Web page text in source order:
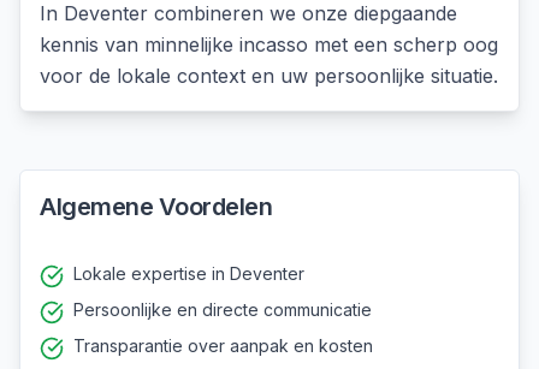
In Deventer combineren we onze diepgaande
kennis van minnelijke incasso met een scherp oog
voor de lokale context en uw persoonlijke situatie.
Algemene Voordelen
Lokale expertise in Deventer
Persoonlijke en directe communicatie
Transparantie over aanpak en kosten